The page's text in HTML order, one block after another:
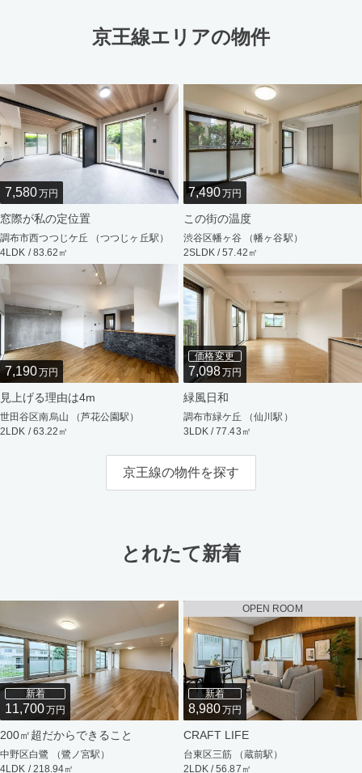
京王線エリアの物件
7,580万円
窓際が私の定位置
調布市西つつじケ丘 （つつじヶ丘駅）
4LDK / 83.62㎡
7,490万円
この街の温度
渋谷区幡ヶ谷 （幡ヶ谷駅）
2SLDK / 57.42㎡
7,190万円
見上げる理由は4m
世田谷区南烏山 （芦花公園駅）
2LDK / 63.22㎡
価格変更
7,098万円
緑風日和
調布市緑ケ丘 （仙川駅）
3LDK / 77.43㎡
京王線の物件を探す
とれたて新着
新着
11,700万円
200㎡超だからできること
中野区白鷺 （鷺ノ宮駅）
4LDK / 218.94㎡
OPEN ROOM
新着
8,980万円
CRAFT LIFE
台東区三筋 （蔵前駅）
2LDK / 56.87㎡